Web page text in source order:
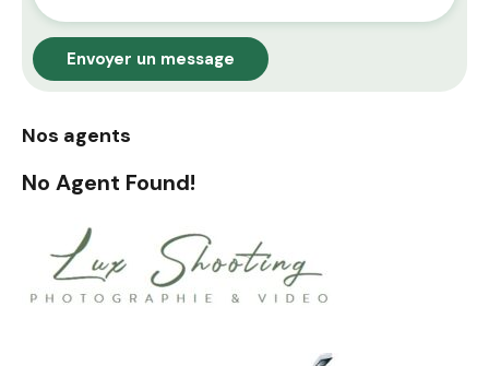
Envoyer un message
Nos agents
No Agent Found!